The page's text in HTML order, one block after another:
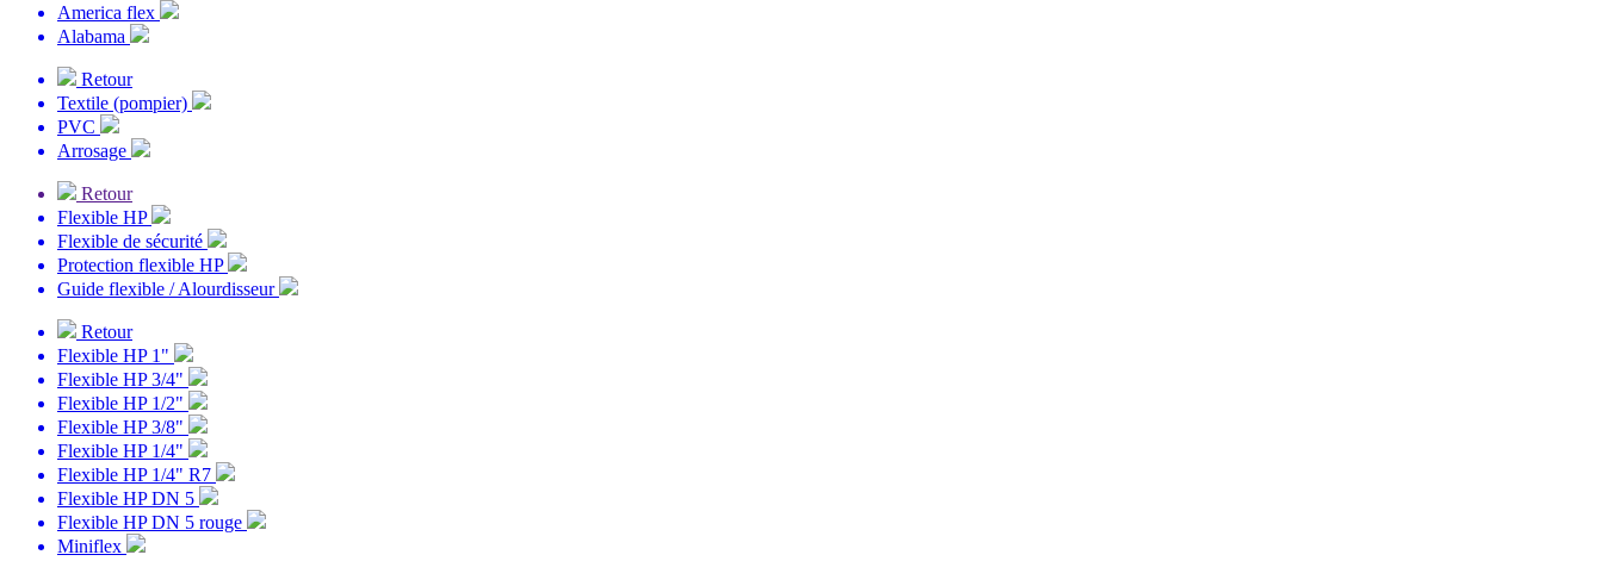
America flex
Alabama
Retour
Textile (pompier)
PVC
Arrosage
Retour
Flexible HP
Flexible de sécurité
Protection flexible HP
Guide flexible / Alourdisseur
Retour
Flexible HP 1"
Flexible HP 3/4"
Flexible HP 1/2"
Flexible HP 3/8"
Flexible HP 1/4"
Flexible HP 1/4" R7
Flexible HP DN 5
Flexible HP DN 5 rouge
Miniflex